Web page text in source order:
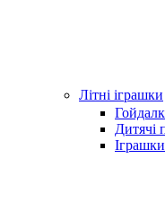
Літні іграшки
Дитячі